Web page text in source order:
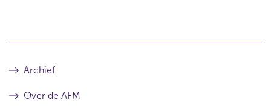
Archief
Over de AFM